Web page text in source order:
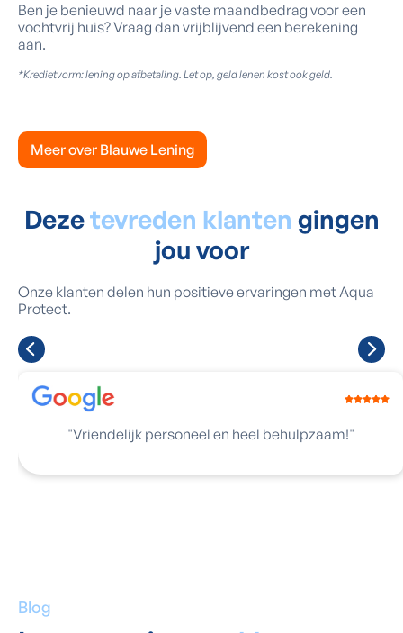
Ben je benieuwd naar je vaste maandbedrag voor een
vochtvrij huis? Vraag dan vrijblijvend een berekening
aan.
*Kredietvorm: lening op afbetaling. Let op, geld lenen kost ook geld.
Meer over Blauwe Lening
Dezetevreden klanten gingen
jou voor
Onze klanten delen hun positieve ervaringen met Aqua
Protect.
"Vriendelijk personeel en heel behulpzaam!"
Blog